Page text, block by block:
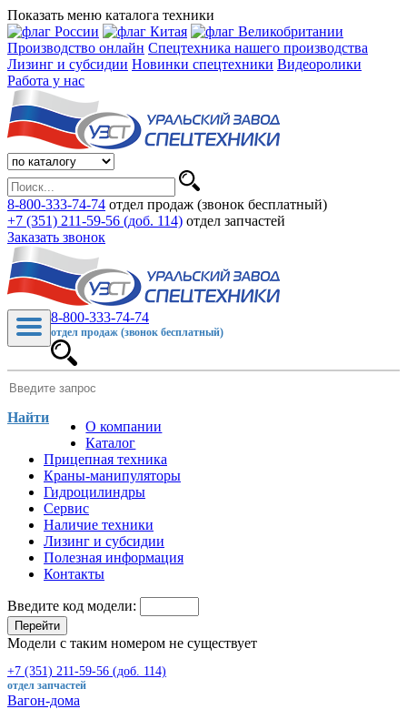
Показать меню каталога техники
Производство онлайн Спецтехника нашего производства
Лизинг и субсидии Новинки спецтехники Видеоролики
Работа у нас
8-800-333-74-74 отдел продаж (звонок бесплатный)
+7 (351) 211-59-56 (доб. 114) отдел запчастей
Заказать звонок
8-800-333-74-74
отдел продаж (звонок бесплатный)
Найти
О компании
Каталог
Прицепная техника
Краны-манипуляторы
Гидроцилиндры
Сервис
Наличие техники
Лизинг и субсидии
Полезная информация
Контакты
Введите код модели:
Перейти
Модели с таким номером не существует
+7 (351) 211-59-56 (доб. 114)
отдел запчастей
Вагон-дома